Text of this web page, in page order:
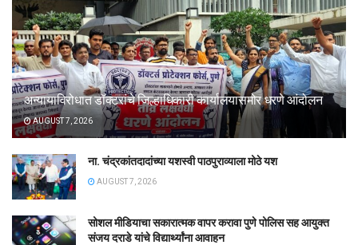
अन्यायाविरोधात डॉक्टरांचे जिल्हाधिकारी कार्यालयासमोर धरणे आंदोलन
AUGUST 7, 2026
ना. चंद्रकांतदादांच्या यशस्वी पाठपुराव्याला मोठे यश
AUGUST 7, 2026
सोशल मीडियाचा सकारात्मक वापर करावा पुणे पोलिस सह आयुक्त
संजय दराडे यांचे विद्यार्थ्यांना आवाहन